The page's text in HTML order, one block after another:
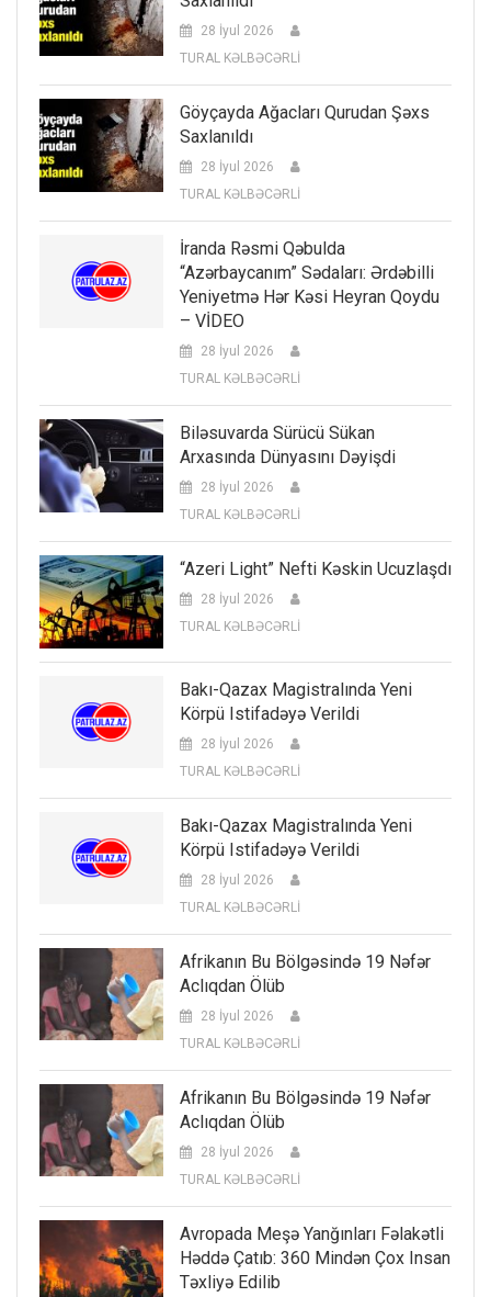
28 İyul 2026
TURAL KƏLBƏCƏRLİ
Göyçayda Ağacları Qurudan Şəxs
Saxlanıldı
28 İyul 2026
TURAL KƏLBƏCƏRLİ
İranda Rəsmi Qəbulda
“Azərbaycanım” Sədaları: Ərdəbilli
Yeniyetmə Hər Kəsi Heyran Qoydu
– VİDEO
28 İyul 2026
TURAL KƏLBƏCƏRLİ
Biləsuvarda Sürücü Sükan
Arxasında Dünyasını Dəyişdi
28 İyul 2026
TURAL KƏLBƏCƏRLİ
“Azeri Light” Nefti Kəskin Ucuzlaşdı
28 İyul 2026
TURAL KƏLBƏCƏRLİ
Bakı-Qazax Magistralında Yeni
Körpü Istifadəyə Verildi
28 İyul 2026
TURAL KƏLBƏCƏRLİ
Bakı-Qazax Magistralında Yeni
Körpü Istifadəyə Verildi
28 İyul 2026
TURAL KƏLBƏCƏRLİ
Afrikanın Bu Bölgəsində 19 Nəfər
Aclıqdan Ölüb
28 İyul 2026
TURAL KƏLBƏCƏRLİ
Afrikanın Bu Bölgəsində 19 Nəfər
Aclıqdan Ölüb
28 İyul 2026
TURAL KƏLBƏCƏRLİ
Avropada Meşə Yanğınları Fəlakətli
Həddə Çatıb: 360 Mindən Çox Insan
Təxliyə Edilib